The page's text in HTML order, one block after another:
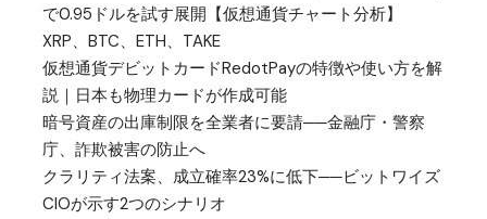
で0.95ドルを試す展開【仮想通貨チャート分析】
XRP、BTC、ETH、TAKE
仮想通貨デビットカードRedotPayの特徴や使い方を解
説｜日本も物理カードが作成可能
暗号資産の出庫制限を全業者に要請──金融庁・警察
庁、詐欺被害の防止へ
クラリティ法案、成立確率23%に低下──ビットワイズ
CIOが示す2つのシナリオ